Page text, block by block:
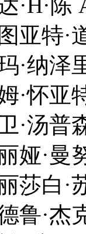
Ada
林
·麦
诺
森